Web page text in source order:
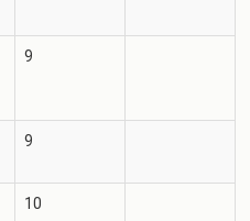
9
9
10